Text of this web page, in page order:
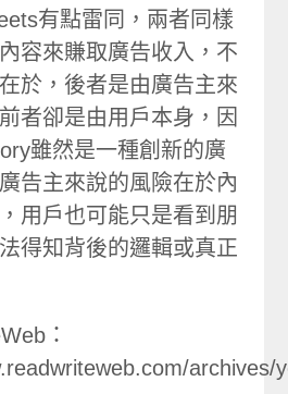
有點雷同，兩者同樣
容來賺取廣告收入，不
於，後者是由廣告主來
者卻是由用戶本身，因
雖然是一種創新的廣
告主來說的風險在於內
用戶也可能只是看到朋
得知背後的邏輯或真正
：